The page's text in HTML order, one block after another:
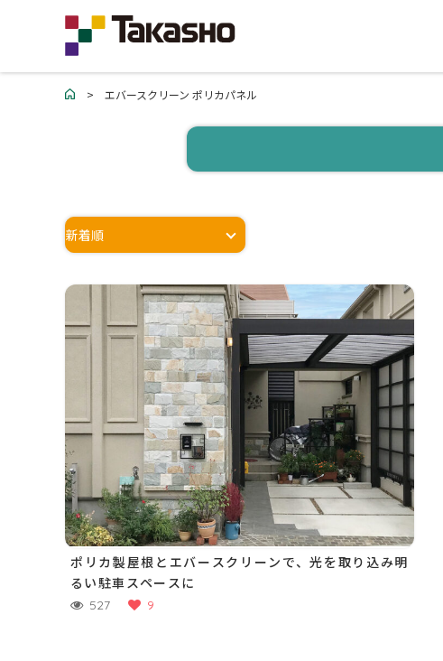
> エバースクリーン ポリカパネル
ポリカ製屋根とエバースクリーンで、光を取り込み明
るい駐車スペースに
527 9